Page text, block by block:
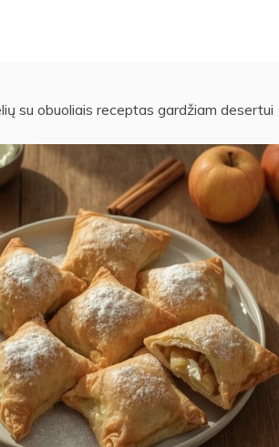
su obuoliais receptas gardžiam desertui